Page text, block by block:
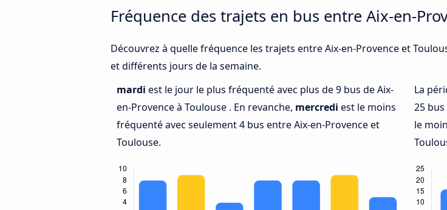
Fréquence des trajets en bus entre Aix-en-
Découvrez à quelle fréquence les trajets entre Aix-en-Provence et
et différents jours de la semaine.
mardi est le jour le plus fréquenté avec plus de 9 bus de Aix-
en-Provence à Toulouse . En revanche, mercredi est le moins
fréquenté avec seulement 4 bus entre Aix-en-Provence et
Toulouse.
La
25
le